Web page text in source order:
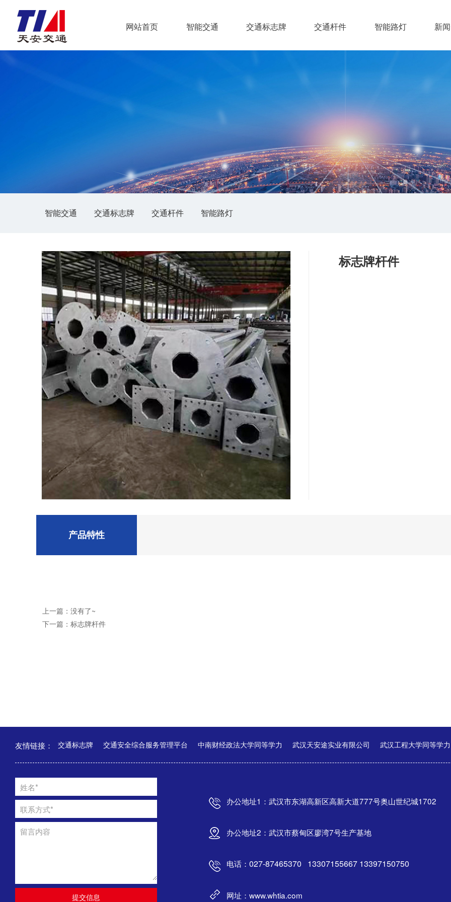
网站首页 智能交通 交通标志牌 交通杆件 智能路灯 新
智能交通 交通标志牌 交通杆件 智能路灯
标志牌杆件
产品特性
上一篇：没有了~
下一篇：标志牌杆件
友情链接： 交通标志牌 交通安全综合服务管理平台 中南财经政法大学同等学力 武汉天安途实业有限公司 武汉工程大学同等学力
姓名*
联系方式*
留言内容
办公地址1：武汉市东湖高新区高新大道777号奥山世纪城1702
办公地址2：武汉市蔡甸区廖湾7号生产基地
电话：027-87465370 13307155667 13397150750
网址：www.whtia.com